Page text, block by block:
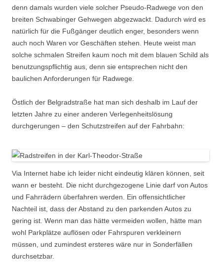
denn damals wurden viele solcher Pseudo-Radwege von den
breiten Schwabinger Gehwegen abgezwackt. Dadurch wird es
natürlich für die Fußgänger deutlich enger, besonders wenn
auch noch Waren vor Geschäften stehen. Heute weist man
solche schmalen Streifen kaum noch mit dem blauen Schild als
benutzungspflichtig aus, denn sie entsprechen nicht den
baulichen Anforderungen für Radwege.
Östlich der Belgradstraße hat man sich deshalb im Lauf der
letzten Jahre zu einer anderen Verlegenheitslösung
durchgerungen – den Schutzstreifen auf der Fahrbahn:
Via Internet habe ich leider nicht eindeutig klären können, seit
wann er besteht. Die nicht durchgezogene Linie darf von Autos
und Fahrrädern überfahren werden. Ein offensichtlicher
Nachteil ist, dass der Abstand zu den parkenden Autos zu
gering ist. Wenn man das hätte vermeiden wollen, hätte man
wohl Parkplätze auflösen oder Fahrspuren verkleinern
müssen, und zumindest ersteres wäre nur in Sonderfällen
durchsetzbar.